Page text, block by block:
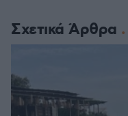
Σχετικά Άρθρα